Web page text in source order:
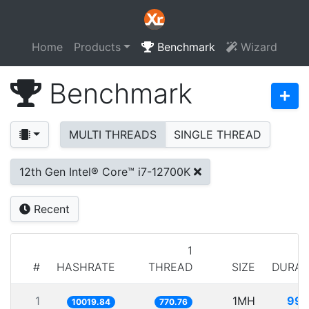
Home Products Benchmark Wizard
Benchmark
MULTI THREADS SINGLE THREAD
12th Gen Intel® Core™ i7-12700K
Recent
# HASHRATE
1
THREAD
SIZE
1 10019.84 770.76 1MH